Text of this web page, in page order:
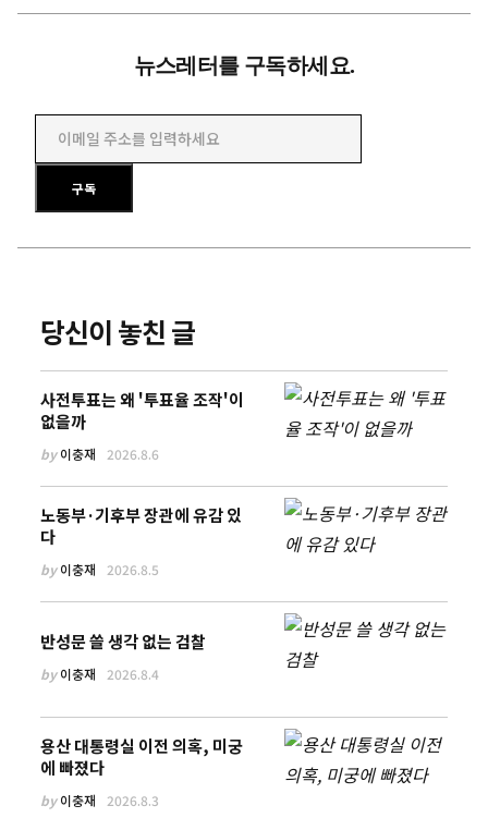
뉴스레터를 구독하세요.
이메일 주소를 입력하세요
구독
당신이 놓친 글
사전투표는 왜 '투표율 조작'이
없을까
by이충재 2026.8.6
노동부·기후부 장관에 유감 있
다
by이충재 2026.8.5
반성문 쓸 생각 없는 검찰
by이충재 2026.8.4
용산 대통령실 이전 의혹, 미궁
에 빠졌다
by이충재 2026.8.3